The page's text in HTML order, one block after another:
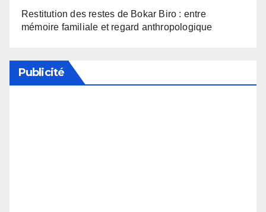
Restitution des restes de Bokar Biro : entre
mémoire familiale et regard anthropologique
Publicité